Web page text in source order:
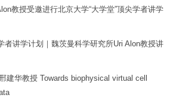
教授受邀进行北京大学“大学堂”顶尖学者讲学
者讲学计划｜魏茨曼科学研究所Uri Alon教授讲
建华教授 Towards biophysical virtual cell